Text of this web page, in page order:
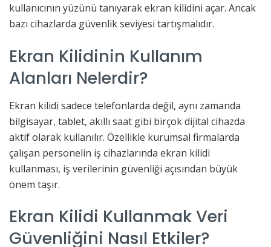
kullanıcının yüzünü tanıyarak ekran kilidini açar. Ancak
bazı cihazlarda güvenlik seviyesi tartışmalıdır.
Ekran Kilidinin Kullanım
Alanları Nelerdir?
Ekran kilidi sadece telefonlarda değil, aynı zamanda
bilgisayar, tablet, akıllı saat gibi birçok dijital cihazda
aktif olarak kullanılır. Özellikle kurumsal firmalarda
çalışan personelin iş cihazlarında ekran kilidi
kullanması, iş verilerinin güvenliği açısından büyük
önem taşır.
Ekran Kilidi Kullanmak Veri
Güvenliğini Nasıl Etkiler?